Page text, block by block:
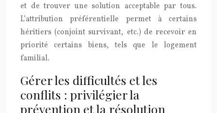
et de trouver une solution acceptable par tous.
L’attribution préférentielle permet à certains
héritiers (conjoint survivant, etc.) de recevoir en
priorité certains biens, tels que le logement
familial.
Gérer les difficultés et les
conflits : privilégier la
prévention et la résolution